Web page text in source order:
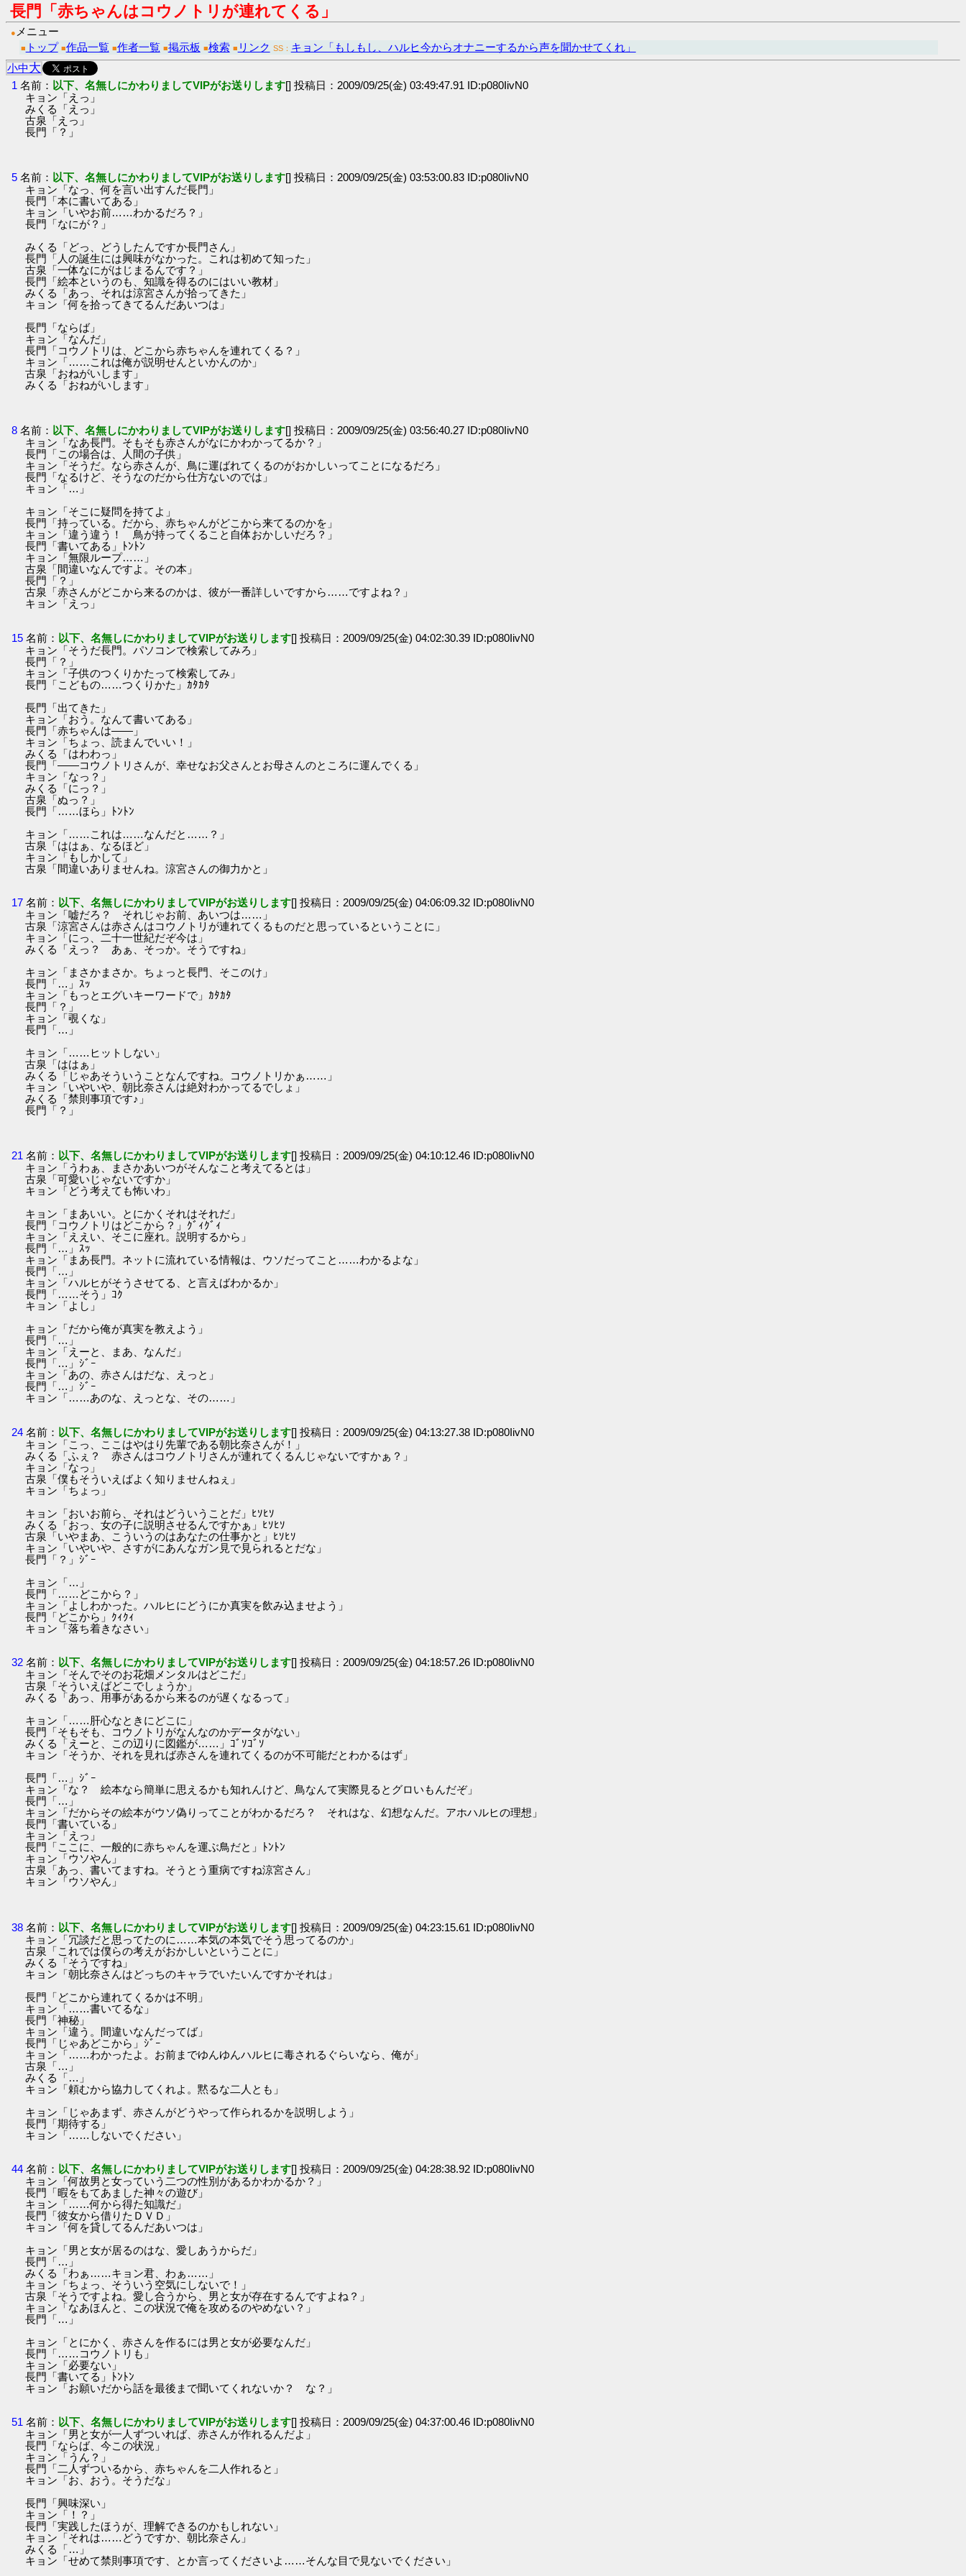
長門「赤ちゃんはコウノトリが連れてくる」
● メニュー
■ トップ ■作品一覧 ■作者一覧 ■掲示板 ■検索 ■ リンク SS： キョン「もしもし、ハルヒ今からオナニーするから声を聞かせてくれ」
小中大
1 名前： 以下、名無しにかわりましてVIPがお送りします[] 投稿日：2009/09/25(金) 03:49:47.91 ID:p080IivN0
キョン「えっ」
みくる「えっ」
古泉「えっ」
長門「？」
5 名前： 以下、名無しにかわりましてVIPがお送りします[] 投稿日：2009/09/25(金) 03:53:00.83 ID:p080IivN0
キョン「なっ、何を言い出すんだ長門」
長門「本に書いてある」
キョン「いやお前……わかるだろ？」
長門「なにが？」
みくる「どっ、どうしたんですか長門さん」
長門「人の誕生には興味がなかった。これは初めて知った」
古泉「一体なにがはじまるんです？」
長門「絵本というのも、知識を得るのにはいい教材」
みくる「あっ、それは涼宮さんが拾ってきた」
キョン「何を拾ってきてるんだあいつは」
長門「ならば」
キョン「なんだ」
長門「コウノトリは、どこから赤ちゃんを連れてくる？」
キョン「……これは俺が説明せんといかんのか」
古泉「おねがいします」
みくる「おねがいします」
8 名前： 以下、名無しにかわりましてVIPがお送りします[] 投稿日：2009/09/25(金) 03:56:40.27 ID:p080IivN0
キョン「なあ長門。そもそも赤さんがなにかわかってるか？」
長門「この場合は、人間の子供」
キョン「そうだ。なら赤さんが、鳥に運ばれてくるのがおかしいってことになるだろ」
長門「なるけど、そうなのだから仕方ないのでは」
キョン「…」
キョン「そこに疑問を持てよ」
長門「持っている。だから、赤ちゃんがどこから来てるのかを」
キョン「違う違う！ 鳥が持ってくること自体おかしいだろ？」
長門「書いてある」ﾄﾝﾄﾝ
キョン「無限ループ……」
古泉「間違いなんですよ。その本」
長門「？」
古泉「赤さんがどこから来るのかは、彼が一番詳しいですから……ですよね？」
キョン「えっ」
15 名前： 以下、名無しにかわりましてVIPがお送りします[] 投稿日：2009/09/25(金) 04:02:30.39 ID:p080IivN0
キョン「そうだ長門。パソコンで検索してみろ」
長門「？」
キョン「子供のつくりかたって検索してみ」
長門「こどもの……つくりかた」ｶﾀｶﾀ
長門「出てきた」
キョン「おう。なんて書いてある」
長門「赤ちゃんは――」
キョン「ちょっ、読まんでいい！」
みくる「はわわっ」
長門「――コウノトリさんが、幸せなお父さんとお母さんのところに運んでくる」
キョン「なっ？」
みくる「にっ？」
古泉「ぬっ？」
長門「……ほら」ﾄﾝﾄﾝ
キョン「……これは……なんだと……？」
古泉「ははぁ、なるほど」
キョン「もしかして」
古泉「間違いありませんね。涼宮さんの御力かと」
17 名前： 以下、名無しにかわりましてVIPがお送りします[] 投稿日：2009/09/25(金) 04:06:09.32 ID:p080IivN0
キョン「嘘だろ？ それじゃお前、あいつは……」
古泉「涼宮さんは赤さんはコウノトリが連れてくるものだと思っているということに」
キョン「にっ、二十一世紀だぞ今は」
みくる「えっ？ あぁ、そっか。そうですね」
キョン「まさかまさか。ちょっと長門、そこのけ」
長門「…」ｽｯ
キョン「もっとエグいキーワードで」ｶﾀｶﾀ
長門「？」
キョン「覗くな」
長門「…」
キョン「……ヒットしない」
古泉「ははぁ」
みくる「じゃあそういうことなんですね。コウノトリかぁ……」
キョン「いやいや、朝比奈さんは絶対わかってるでしょ」
みくる「禁則事項です♪」
長門「？」
21 名前： 以下、名無しにかわりましてVIPがお送りします[] 投稿日：2009/09/25(金) 04:10:12.46 ID:p080IivN0
キョン「うわぁ、まさかあいつがそんなこと考えてるとは」
古泉「可愛いじゃないですか」
キョン「どう考えても怖いわ」
キョン「まあいい。とにかくそれはそれだ」
長門「コウノトリはどこから？」ｸﾞｨｸﾞｨ
キョン「ええい、そこに座れ。説明するから」
長門「…」ｽｯ
キョン「まあ長門。ネットに流れている情報は、ウソだってこと……わかるよな」
長門「…」
キョン「ハルヒがそうさせてる、と言えばわかるか」
長門「……そう」ｺｸ
キョン「よし」
キョン「だから俺が真実を教えよう」
長門「…」
キョン「えーと、まあ、なんだ」
長門「…」ｼﾞｰ
キョン「あの、赤さんはだな、えっと」
長門「…」ｼﾞｰ
キョン「……あのな、えっとな、その……」
24 名前： 以下、名無しにかわりましてVIPがお送りします[] 投稿日：2009/09/25(金) 04:13:27.38 ID:p080IivN0
キョン「こっ、ここはやはり先輩である朝比奈さんが！」
みくる「ふぇ？ 赤さんはコウノトリさんが連れてくるんじゃないですかぁ？」
キョン「なっ」
古泉「僕もそういえばよく知りませんねぇ」
キョン「ちょっ」
キョン「おいお前ら、それはどういうことだ」ﾋｿﾋｿ
みくる「おっ、女の子に説明させるんですかぁ」ﾋｿﾋｿ
古泉「いやまあ、こういうのはあなたの仕事かと」ﾋｿﾋｿ
キョン「いやいや、さすがにあんなガン見で見られるとだな」
長門「？」ｼﾞｰ
キョン「…」
長門「……どこから？」
キョン「よしわかった。ハルヒにどうにか真実を飲み込ませよう」
長門「どこから」ｸｨｸｨ
キョン「落ち着きなさい」
32 名前： 以下、名無しにかわりましてVIPがお送りします[] 投稿日：2009/09/25(金) 04:18:57.26 ID:p080IivN0
キョン「そんでそのお花畑メンタルはどこだ」
古泉「そういえばどこでしょうか」
みくる「あっ、用事があるから来るのが遅くなるって」
キョン「……肝心なときにどこに」
長門「そもそも、コウノトリがなんなのかデータがない」
みくる「えーと、この辺りに図鑑が……」ｺﾞｿｺﾞｿ
キョン「そうか、それを見れば赤さんを連れてくるのが不可能だとわかるはず」
長門「…」ｼﾞｰ
キョン「な？ 絵本なら簡単に思えるかも知れんけど、鳥なんて実際見るとグロいもんだぞ」
長門「…」
キョン「だからその絵本がウソ偽りってことがわかるだろ？ それはな、幻想なんだ。アホハルヒの理想」
長門「書いている」
キョン「えっ」
長門「ここに、一般的に赤ちゃんを運ぶ鳥だと」ﾄﾝﾄﾝ
キョン「ウソやん」
古泉「あっ、書いてますね。そうとう重病ですね涼宮さん」
キョン「ウソやん」
38 名前： 以下、名無しにかわりましてVIPがお送りします[] 投稿日：2009/09/25(金) 04:23:15.61 ID:p080IivN0
キョン「冗談だと思ってたのに……本気の本気でそう思ってるのか」
古泉「これでは僕らの考えがおかしいということに」
みくる「そうですね」
キョン「朝比奈さんはどっちのキャラでいたいんですかそれは」
長門「どこから連れてくるかは不明」
キョン「……書いてるな」
長門「神秘」
キョン「違う。間違いなんだってば」
長門「じゃあどこから」ｼﾞｰ
キョン「……わかったよ。お前までゆんゆんハルヒに毒されるぐらいなら、俺が」
古泉「…」
みくる「…」
キョン「頼むから協力してくれよ。黙るな二人とも」
キョン「じゃあまず、赤さんがどうやって作られるかを説明しよう」
長門「期待する」
キョン「……しないでください」
44 名前： 以下、名無しにかわりましてVIPがお送りします[] 投稿日：2009/09/25(金) 04:28:38.92 ID:p080IivN0
キョン「何故男と女っていう二つの性別があるかわかるか？」
長門「暇をもてあました神々の遊び」
キョン「……何から得た知識だ」
長門「彼女から借りたＤＶＤ」
キョン「何を貸してるんだあいつは」
キョン「男と女が居るのはな、愛しあうからだ」
長門「…」
みくる「わぁ……キョン君、わぁ……」
キョン「ちょっ、そういう空気にしないで！」
古泉「そうですよね。愛し合うから、男と女が存在するんですよね？」
キョン「なあほんと、この状況で俺を攻めるのやめない？」
長門「…」
キョン「とにかく、赤さんを作るには男と女が必要なんだ」
長門「……コウノトリも」
キョン「必要ない」
長門「書いてる」ﾄﾝﾄﾝ
キョン「お願いだから話を最後まで聞いてくれないか？ な？」
51 名前： 以下、名無しにかわりましてVIPがお送りします[] 投稿日：2009/09/25(金) 04:37:00.46 ID:p080IivN0
キョン「男と女が一人ずついれば、赤さんが作れるんだよ」
長門「ならば、今この状況」
キョン「うん？」
長門「二人ずついるから、赤ちゃんを二人作れると」
キョン「お、おう。そうだな」
長門「興味深い」
キョン「！？」
長門「実践したほうが、理解できるのかもしれない」
キョン「それは……どうですか、朝比奈さん」
みくる「…」
キョン「せめて禁則事項です、とか言ってくださいよ……そんな目で見ないでください」